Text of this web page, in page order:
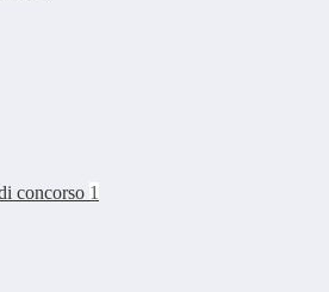
concorso 1